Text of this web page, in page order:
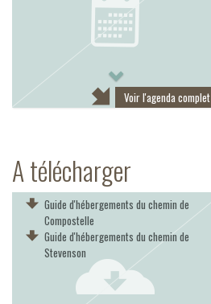
Voir l'agenda complet
A télécharger
Guide d'hébergements du chemin de
Compostelle
Guide d'hébergements du chemin de
Stevenson